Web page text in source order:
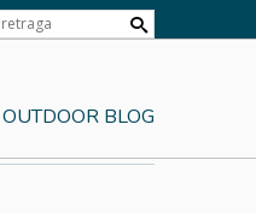
OUTDOOR BLOG